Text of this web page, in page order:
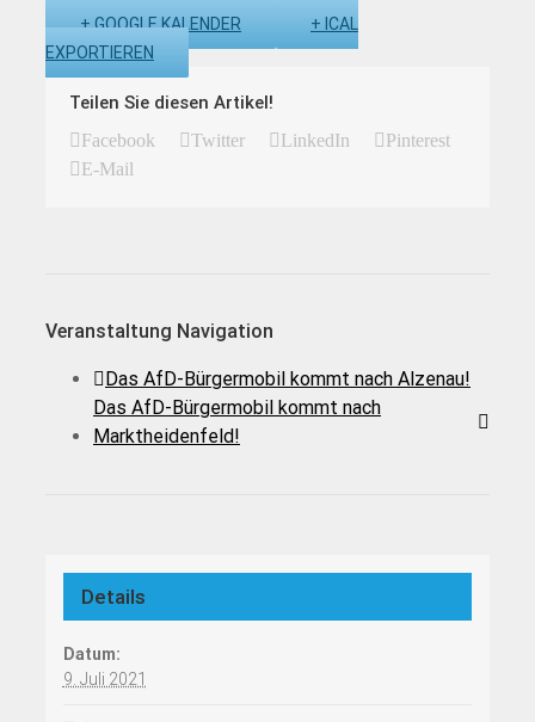
+ GOOGLE KALENDER
+ ICAL
EXPORTIEREN
Teilen Sie diesen Artikel!
Facebook Twitter LinkedIn
Pinterest
E-Mail
Veranstaltung Navigation
Das AfD-Bürgermobil kommt nach Alzenau!
Das AfD-Bürgermobil kommt nach
Marktheidenfeld!
Details
Datum:
9. Juli 2021